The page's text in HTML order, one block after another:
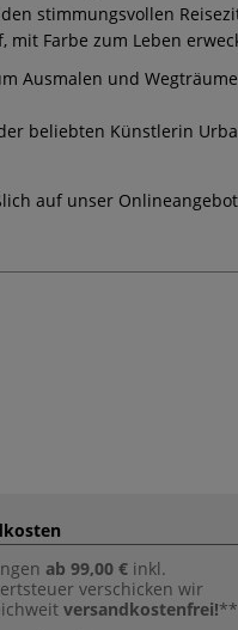
stimmungsvollen
Farbe zum Leben
Ausmalen und
beliebten Künstlerin
auf unser
ab 99,00 € inkl.
verschicken wir
versandkostenfrei!**